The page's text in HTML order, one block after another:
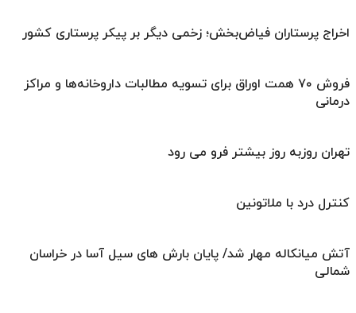
اخراج پرستاران فیاض‌بخش؛ زخمی دیگر بر پیکر پرستاری کشور
فروش ۷۰ همت اوراق برای تسویه مطالبات داروخانه‌ها و مراکز
درمانی
تهران روزبه ‌روز بیشتر فرو می‌ رود
کنترل درد با ملاتونین
آتش میانکاله مهار شد/ پایان بارش های سیل آسا در خراسان
شمالی